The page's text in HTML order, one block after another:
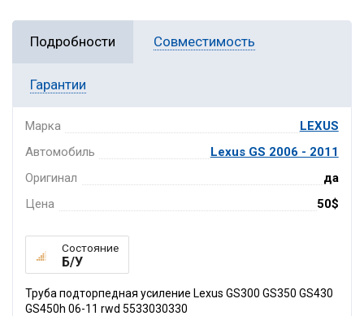
Подробности Совместимость
Гарантии
Марка
LEXUS
Автомобиль
Lexus GS 2006 - 2011
Оригинал
да
Цена
50$
Состояние
Б/У
Труба подторпедная усиление Lexus GS300 GS350 GS430
GS450h 06-11 rwd 5533030330